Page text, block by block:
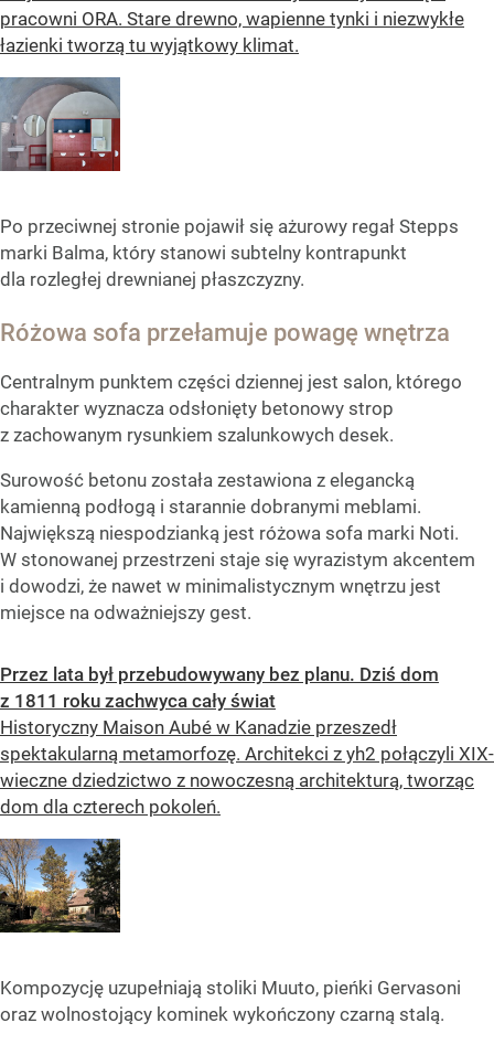
pracowni ORA. Stare drewno, wapienne tynki i niezwykłe
łazienki tworzą tu wyjątkowy klimat.
Po przeciwnej stronie pojawił się ażurowy regał Stepps
marki Balma, który stanowi subtelny kontrapunkt
dla rozległej drewnianej płaszczyzny.
Różowa sofa przełamuje powagę wnętrza
Centralnym punktem części dziennej jest salon, którego
charakter wyznacza odsłonięty betonowy strop
z zachowanym rysunkiem szalunkowych desek.
Surowość betonu została zestawiona z elegancką
kamienną podłogą i starannie dobranymi meblami.
Największą niespodzianką jest różowa sofa marki Noti.
W stonowanej przestrzeni staje się wyrazistym akcentem
i dowodzi, że nawet w minimalistycznym wnętrzu jest
miejsce na odważniejszy gest.
Przez lata był przebudowywany bez planu. Dziś dom
z 1811 roku zachwyca cały świat
Historyczny Maison Aubé w Kanadzie przeszedł
spektakularną metamorfozę. Architekci z yh2 połączyli XIX-
wieczne dziedzictwo z nowoczesną architekturą, tworząc
dom dla czterech pokoleń.
Kompozycję uzupełniają stoliki Muuto, pieńki Gervasoni
oraz wolnostojący kominek wykończony czarną stalą.